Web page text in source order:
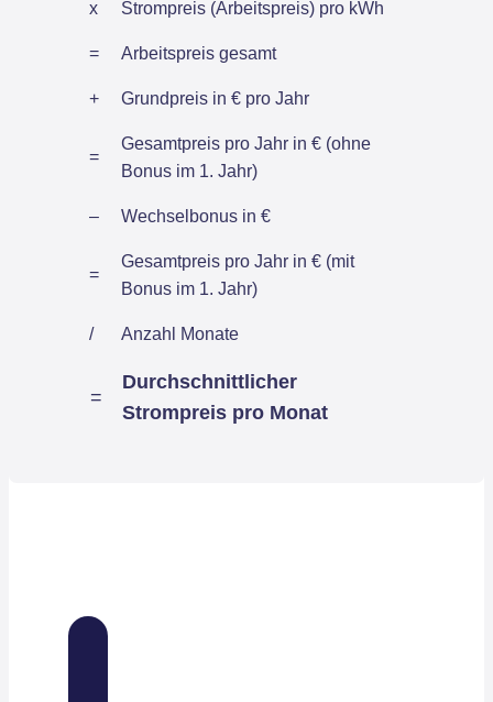
x Strompreis (Arbeitspreis) pro kWh
= Arbeitspreis gesamt
+ Grundpreis in € pro Jahr
=
Gesamtpreis pro Jahr in € (ohne
Bonus im 1. Jahr)
– Wechselbonus in €
=
Gesamtpreis pro Jahr in € (mit
Bonus im 1. Jahr)
/ Anzahl Monate
=
Durchschnittlicher
Strompreis pro Monat